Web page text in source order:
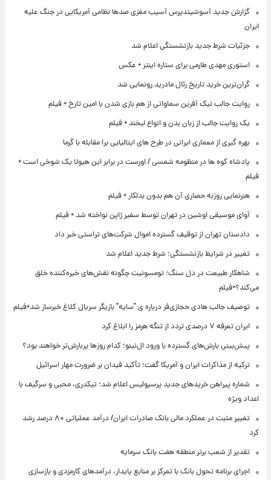
گزارش جدید آسوشیتدپرس آسیب مغزی صدها نظامی آمریکایی در جنگ علیه
ایران
جزئیات شرط جدید بازنشستگی اعلام شد
استوری مهدی طارمی برای ستاره اینتر + عکس
گران‌ترین خرید تاریخ رئال مادرید رونمایی شد
روایت جالب نیک آفرین سماواتی از هم بازی شدن با امین تارخ + فیلم
یک روایت جالب از زبان بدن و انواع لبخند + فیلم
بهره گیری از معماری ایرانی در طرح های ایتالیایی برا مقابله با گرما
پادشاه کوه ها در منظومه شمسی / اورست در برابر این هیولا یک شوخی است +
فیلم
هنرنمایی روزبه حصاری آن هم بدون بدلکار + فیلم
آوای موسیقی اوشین در تهران توسط سفیر ژاپن نواخته شد + فیلم
دادستان تهران از توقیف گسترده اموال شرکت‌های تراستی خبر داد
تغییر در شرایط بازنشستگی؛ شرط جدید اعلام شد
شاهکار طبیعت در دل سنگ؛ تومسونیت چگونه نقش‌های خیره‌کننده خلق
می‌کند؟+فیلم
توصیف جالب هادی حجازی‌فر درباره ی "سایه" بازیگر سریال کلاغ خبرساز شد+فیلم
ایران تعرفه ۷ درصدی تردد از تنگه هرمز را ابلاغ کرد
پیش‌بینی بارش‌های گسترده با ورود ال‌نینو؛ کدام روزها پربارش‌تر خواهند بود؟
ترکیه از مذاکرات ایران و آمریکا گفت؛ تأکید فیدان بر ضرورت مهار اسرائیل
شماره پیراهن خریدهای جدید پرسپولیس اعلام شد؛ تیکدری، محبی و سرگیف با
اعداد ویژه
تغییر مثبت در عملکرد مالی بانک صادرات ایران/ درآمد عملیاتی ۸۰ درصد رشد
کرد
تقدیر از شعب برتر منطقه هفت بانک سرمایه
اجرای برنامه تحول بانک با تمرکز بر منابع پایدار، درآمدهای کارمزدی و بازسازی